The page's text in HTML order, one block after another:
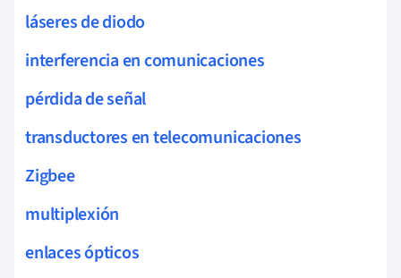
láseres de diodo
interferencia en comunicaciones
pérdida de señal
transductores en telecomunicaciones
Zigbee
multiplexión
enlaces ópticos